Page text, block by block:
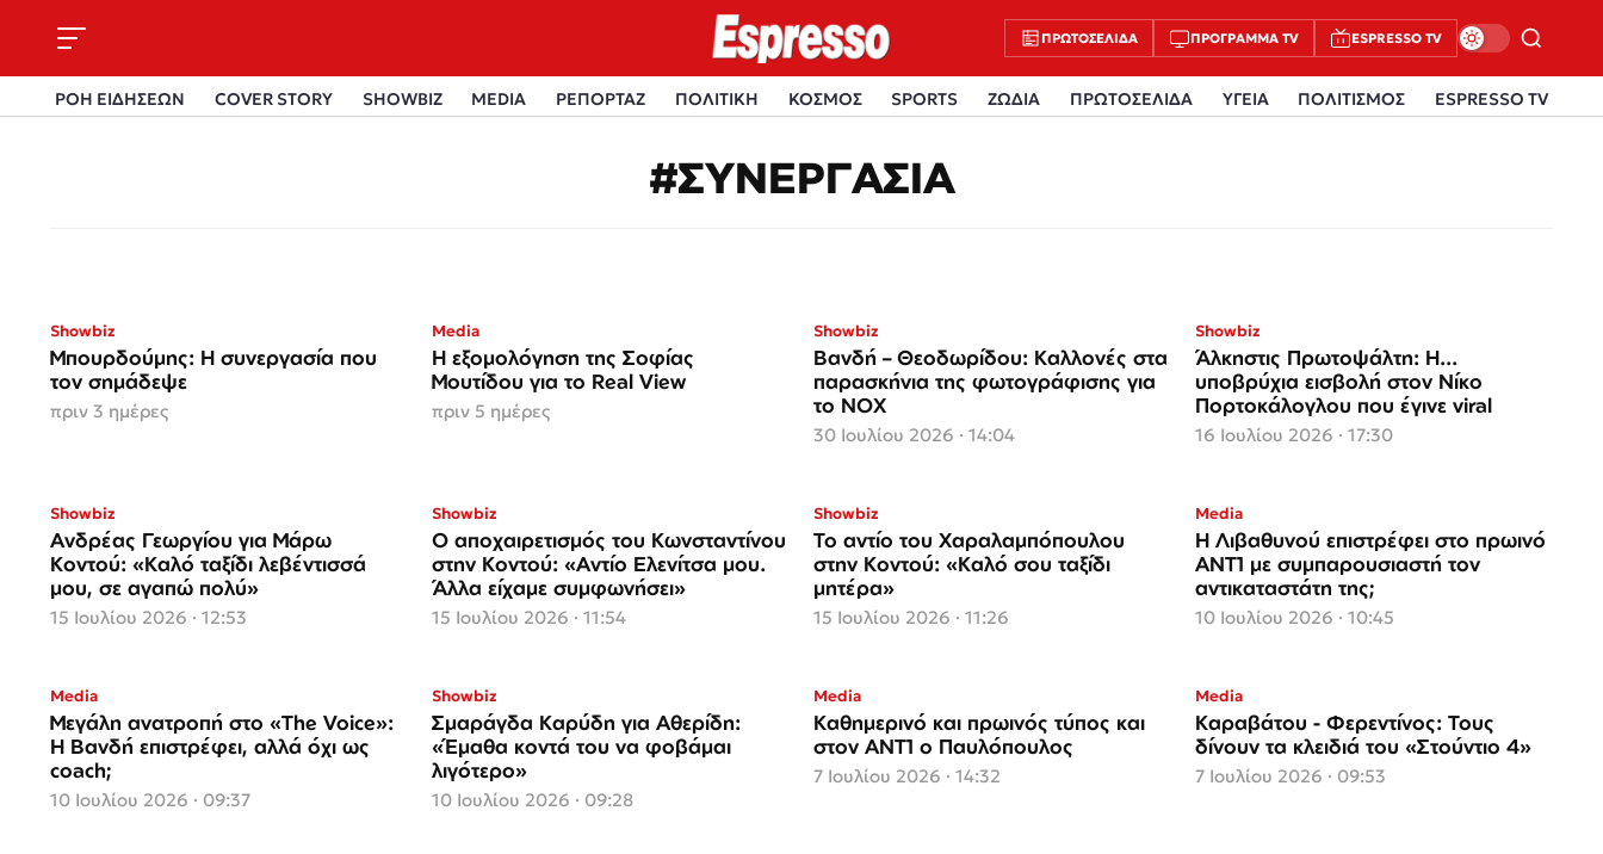
ΠΡΩΤΟΣΈΛΙΔΑ ΠΡΌΓΡΑΜΜΑ TV ESPRESSO TV
ΡΟΗ ΕΙΔΗΣΕΩΝ COVER STORY SHOWBIZ MEDIA ΡΕΠΟΡΤΑΖ ΠΟΛΙΤΙΚΗ ΚΟΣΜΟΣ SPORTS ΖΩΔΙΑ ΠΡΩΤΟΣΕΛΙΔΑ ΥΓΕΙΑ ΠΟΛΙΤΙΣΜΟΣ ESPRESSO TV
#ΣΥΝΕΡΓΑΣΙΑ
Showbiz
Μπουρδούμης: Η συνεργασία που
τον σημάδεψε
πριν 3 ημέρες
Media
Η εξομολόγηση της Σοφίας
Μουτίδου για το Real View
πριν 5 ημέρες
Showbiz
Βανδή – Θεοδωρίδου: Καλλονές στα
παρασκήνια της φωτογράφισης για
το NOX
30 Ιουλίου 2026 · 14:04
Showbiz
Άλκηστις Πρωτοψάλτη: Η...
υποβρύχια εισβολή στον Νίκο
Πορτοκάλογλου που έγινε viral
16 Ιουλίου 2026 · 17:30
Showbiz
Ανδρέας Γεωργίου για Μάρω
Κοντού: «Καλό ταξίδι λεβέντισσά
μου, σε αγαπώ πολύ»
15 Ιουλίου 2026 · 12:53
Showbiz
Ο αποχαιρετισμός του Κωνσταντίνου
στην Κοντού: «Αντίο Ελενίτσα μου.
Άλλα είχαμε συμφωνήσει»
15 Ιουλίου 2026 · 11:54
Showbiz
Το αντίο του Χαραλαμπόπουλου
στην Κοντού: «Καλό σου ταξίδι
μητέρα»
15 Ιουλίου 2026 · 11:26
Media
Η Λιβαθυνού επιστρέφει στο πρωινό
ΑΝΤ1 με συμπαρουσιαστή τον
αντικαταστάτη της;
10 Ιουλίου 2026 · 10:45
Media
Μεγάλη ανατροπή στο «The Voice»:
Η Βανδή επιστρέφει, αλλά όχι ως
coach;
10 Ιουλίου 2026 · 09:37
Showbiz
Σμαράγδα Καρύδη για Αθερίδη:
«Έμαθα κοντά του να φοβάμαι
λιγότερο»
10 Ιουλίου 2026 · 09:28
Media
Καθημερινό και πρωινός τύπος και
στον ΑΝΤ1 ο Παυλόπουλος
7 Ιουλίου 2026 · 14:32
Media
Καραβάτου - Φερεντίνος: Τους
δίνουν τα κλειδιά του «Στούντιο 4»
7 Ιουλίου 2026 · 09:53